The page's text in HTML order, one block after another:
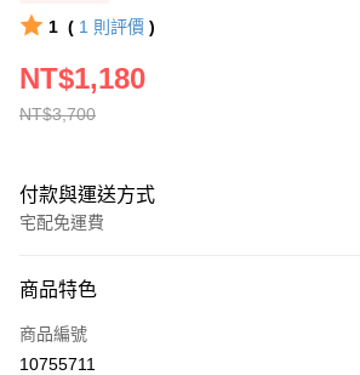
1 ( 1 則評價 )
NT$3,700
NT$1,180
付款與運送方式
宅配免運費
全家線上支付
運送方式
商品特色
商品編號
10755711